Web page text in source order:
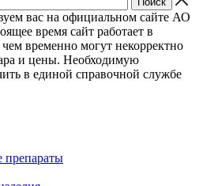
вас на официальном сайте АО
время сайт работает в
временно могут некорректно
и цены. Необходимую
в единой справочной службе
препараты